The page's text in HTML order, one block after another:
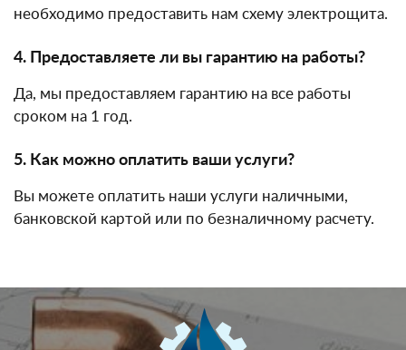
необходимо предоставить нам схему электрощита.
4. Предоставляете ли вы гарантию на работы?
Да, мы предоставляем гарантию на все работы
сроком на 1 год.
5. Как можно оплатить ваши услуги?
Вы можете оплатить наши услуги наличными,
банковской картой или по безналичному расчету.